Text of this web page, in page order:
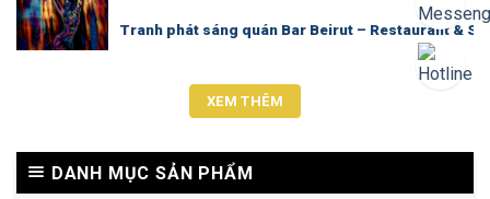
Tranh phát sáng quán Bar Beirut – Restaurant &
XEM THÊM
DANH MỤC SẢN PHẨM